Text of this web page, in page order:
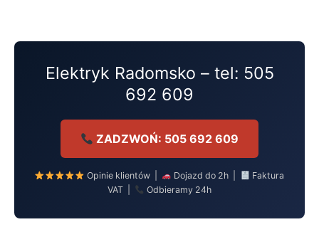
treści
Elektryk Radomsko – tel: 505
692 609
ZADZWOŃ: 505 692 609
Opinie klientów | Dojazd do 2h |
Faktura
VAT |
Odbieramy 24h